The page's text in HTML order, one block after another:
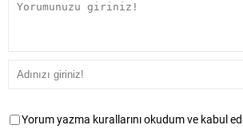
Yorum yazma kurallarını okudum ve kabul